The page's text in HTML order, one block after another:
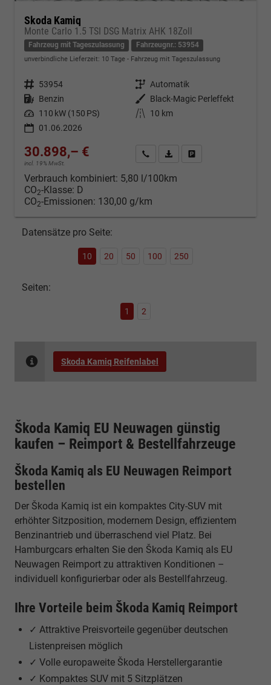
Skoda Kamiq
Monte Carlo 1.5 TSI DSG Matrix AHK 18Zoll
Fahrzeug mit Tageszulassung Fahrzeugnr.: 53954
unverbindliche Lieferzeit: 10 Tage Fahrzeug mit Tageszulassung
Fahrzeugnr. 53954 Getriebe Automatik
Kraftstoff Benzin Außenfarbe Black-Magic Perleffekt
Leistung 110 kW (150 PS) Kilometerstand
10 km
01.06.2026
30.898,– €
incl. 19% MwSt.
Kontakt & Angebot anfordern
PDF-Datei, Fahrzeugexposé
Verbrauch kombiniert: 5,80 l/100km
CO2-Klasse: D
CO2-Emissionen: 130,00 g/km
Datensätze pro Seite:
10 20 50 100 250
Seiten:
1 2
Skoda Kamiq Reifenlabel
Škoda Kamiq EU Neuwagen günstig
kaufen – Reimport & Bestellfahrzeuge
Škoda Kamiq als EU Neuwagen Reimport
bestellen
Der Škoda Kamiq ist ein kompaktes City-SUV mit
erhöhter Sitzposition, modernem Design, effizientem
Benzinantrieb und überraschend viel Platz. Bei
Hamburgcars erhalten Sie den Škoda Kamiq als EU
Neuwagen Reimport zu attraktiven Konditionen –
individuell konfigurierbar oder als Bestellfahrzeug.
Ihre Vorteile beim Škoda Kamiq Reimport
✓ Attraktive Preisvorteile gegenüber deutschen
Listenpreisen möglich
✓ Volle europaweite Škoda Herstellergarantie
✓ Kompaktes SUV mit 5 Sitzplätzen